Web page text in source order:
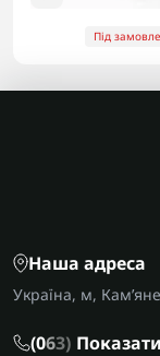
Під
Наша адреса
Україна, м,
(063)